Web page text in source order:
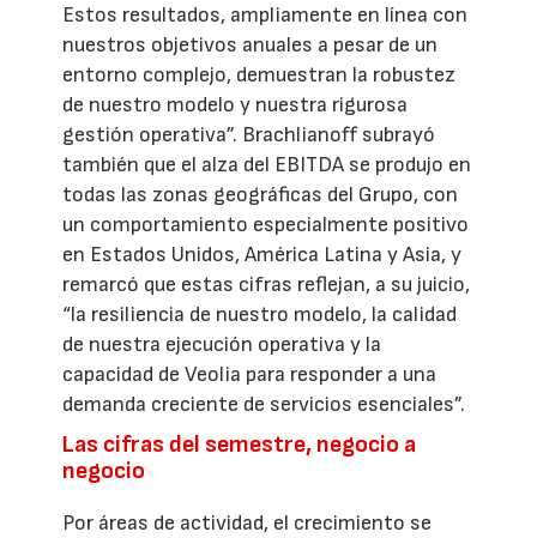
Estos resultados, ampliamente en línea con
nuestros objetivos anuales a pesar de un
entorno complejo, demuestran la robustez
de nuestro modelo y nuestra rigurosa
gestión operativa”. Brachlianoff subrayó
también que el alza del EBITDA se produjo en
todas las zonas geográficas del Grupo, con
un comportamiento especialmente positivo
en Estados Unidos, América Latina y Asia, y
remarcó que estas cifras reflejan, a su juicio,
“la resiliencia de nuestro modelo, la calidad
de nuestra ejecución operativa y la
capacidad de Veolia para responder a una
demanda creciente de servicios esenciales”.
Las cifras del semestre, negocio a
negocio
Por áreas de actividad, el crecimiento se